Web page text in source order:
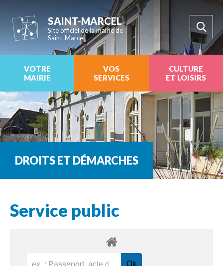
SAINT-MARCEL
Site officiel de la mairie de
Saint-Marcel
VOTRE
MAIRIE
VOS
SERVICES
CULTURE
ET LOISIRS
DROITS ET DÉMARCHES
Service public